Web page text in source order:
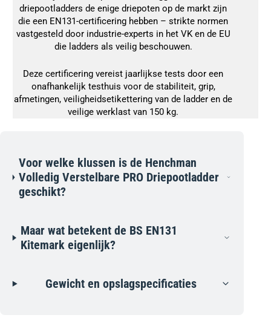
driepootladders de enige driepoten op de markt zijn
die een EN131-certificering hebben – strikte normen
vastgesteld door industrie-experts in het VK en de EU
die ladders als veilig beschouwen.
Deze certificering vereist jaarlijkse tests door een
onafhankelijk testhuis voor de stabiliteit, grip,
afmetingen, veiligheidsetikettering van de ladder en de
veilige werklast van 150 kg.
Voor welke klussen is de Henchman
Volledig Verstelbare PRO Driepootladder
geschikt?
Maar wat betekent de BS EN131
Kitemark eigenlijk?
Gewicht en opslagspecificaties